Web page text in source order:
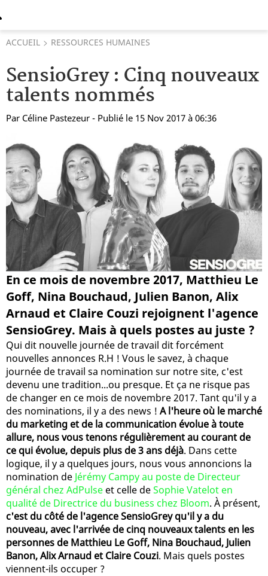
ACCUEIL RESSOURCES HUMAINES
SensioGrey : Cinq nouveaux
talents nommés
Par Céline Pastezeur - Publié le 15 Nov 2017 à 06:36
En ce mois de novembre 2017, Matthieu Le
Goff, Nina Bouchaud, Julien Banon, Alix
Arnaud et Claire Couzi rejoignent l'agence
SensioGrey. Mais à quels postes au juste ?
Qui dit nouvelle journée de travail dit forcément
nouvelles annonces R.H ! Vous le savez, à chaque
journée de travail sa nomination sur notre site, c'est
devenu une tradition...ou presque. Et ça ne risque pas
de changer en ce mois de novembre 2017. Tant qu'il y a
des nominations, il y a des news ! A l'heure où le marché
du marketing et de la communication évolue à toute
allure, nous vous tenons régulièrement au courant de
ce qui évolue, depuis plus de 3 ans déjà. Dans cette
logique, il y a quelques jours, nous vous annoncions la
nomination de Jérémy Campy au poste de Directeur
général chez AdPulse et celle deSophie Vatelot en
qualité de Directrice du business chez Bloom. À présent,
c'est du côté de l'agence SensioGrey qu'il y a du
nouveau, avec l'arrivée de cinq nouveaux talents en les
personnes de Matthieu Le Goff, Nina Bouchaud, Julien
Banon, Alix Arnaud et Claire Couzi. Mais quels postes
viennent-ils occuper ?